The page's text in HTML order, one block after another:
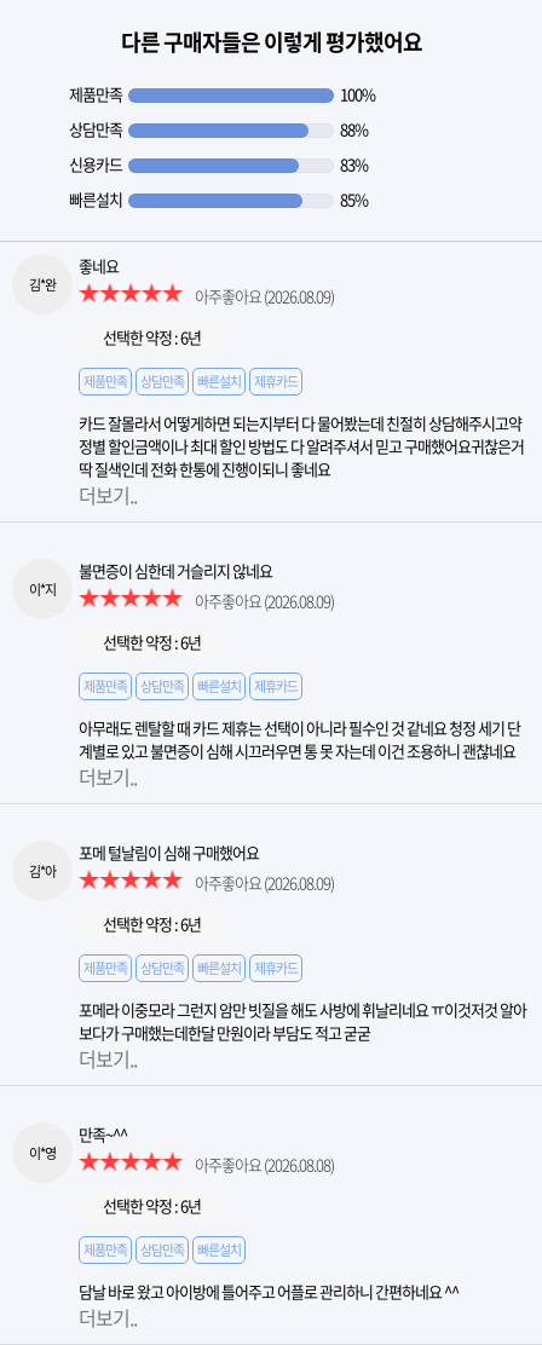
다른 구매자들은 이렇게 평가했어요
제품만족
100%
상담만족
88%
신용카드
83%
빠른설치
85%
김*완
좋네요
아주좋아요 (2026.08.09)
선택한 약정 : 6년
제품만족 상담만족 빠른설치 제휴카드
카드 잘몰라서 어떻게하면 되는지부터 다 물어봤는데 친절히 상담해주시고약
정별 할인금액이나 최대 할인 방법도 다 알려주셔서 믿고 구매했어요귀찮은거
딱 질색인데 전화 한통에 진행이되니 좋네요
더보기..
이*지
불면증이 심한데 거슬리지 않네요
아주좋아요 (2026.08.09)
선택한 약정 : 6년
제품만족 상담만족 빠른설치 제휴카드
​아무래도 렌탈할 때 카드 제휴는 선택이 아니라 필수인 것 같네요 청정 세기 단
계별로 있고 불면증이 심해 시끄러우면 통 못 자는데 이건 조용하니 괜찮네요
더보기..
김*아
포메 털날림이 심해 구매했어요
아주좋아요 (2026.08.09)
선택한 약정 : 6년
제품만족 상담만족 빠른설치 제휴카드
포메라 이중모라 그런지 암만 빗질을 해도 사방에 휘날리네요 ㅠ이것저것 알아
보다가 구매했는데한달 만원이라 부담도 적고 굳굳
더보기..
이*영
만족~^^
아주좋아요 (2026.08.08)
선택한 약정 : 6년
제품만족 상담만족 빠른설치
담날 바로 왔고 아이방에 틀어주고 어플로 관리하니 간편하네요 ^^
더보기..